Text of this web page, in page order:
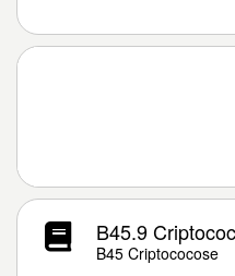
B45.9
B45 Criptococose